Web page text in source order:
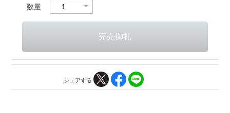
数量
シェアする